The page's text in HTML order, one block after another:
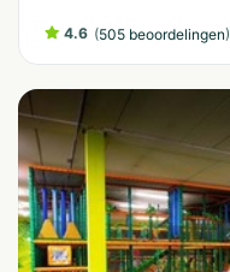
4.6 (505 beoordelingen)